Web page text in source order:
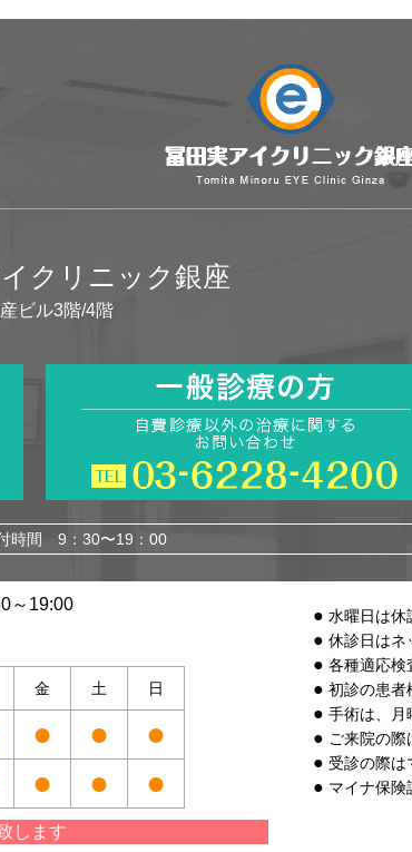
クリニック銀座
ビル3階/4階
時間 9：30〜19：00
～19:00
金 土 日
● ● ●
● ● ●
します
水曜日は休
休診日はネ
各種適応検
初診の患者
手術は、月
ご来院の際
受診の際は
マイナ保険